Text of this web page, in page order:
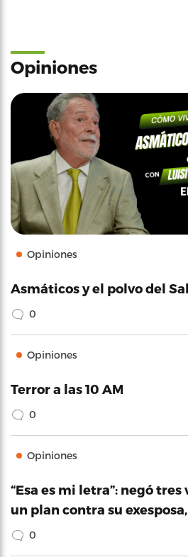
Opiniones
Opiniones
Asmáticos y el polvo del
0
Opiniones
Terror a las 10 AM
0
Opiniones
“Esa es mi letra”: negó
un plan contra su
0